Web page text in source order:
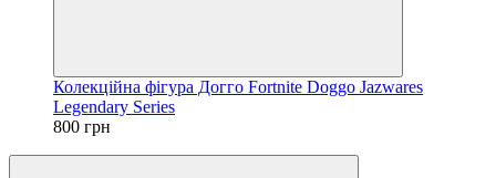
Колекційна фігура Догго Fortnite Doggo Jazwares
Legendary Series
800 грн